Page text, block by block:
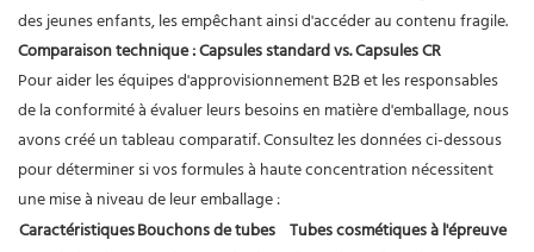
des jeunes enfants, les empêchant ainsi d'accéder au contenu fragile.
Comparaison technique : Capsules standard vs. Capsules CR
Pour aider les équipes d'approvisionnement B2B et les responsables
de la conformité à évaluer leurs besoins en matière d'emballage, nous
avons créé un tableau comparatif. Consultez les données ci-dessous
pour déterminer si vos formules à haute concentration nécessitent
une mise à niveau de leur emballage :
CaractéristiquesBouchons de tubes Tubes cosmétiques à l'épreuve